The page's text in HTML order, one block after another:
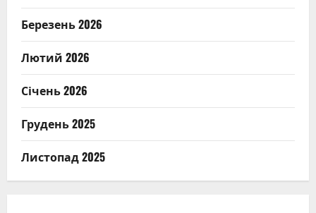
Березень 2026
Лютий 2026
Січень 2026
Грудень 2025
Листопад 2025